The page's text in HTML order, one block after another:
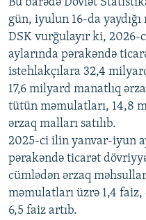
720p
gün, iyulun 16-da
DSK vurğulayır ki, 2026-
aylarında pərakəndə
istehlakçılara 32,4
17,6 milyard manatlıq
tütün məmulatları, 14,8
ərzaq malları satılıb.
2025-ci ilin yanvar-iyun
pərakəndə ticarət
cümlədən ərzaq
məmulatları üzrə 1,4
6,5 faiz artıb.